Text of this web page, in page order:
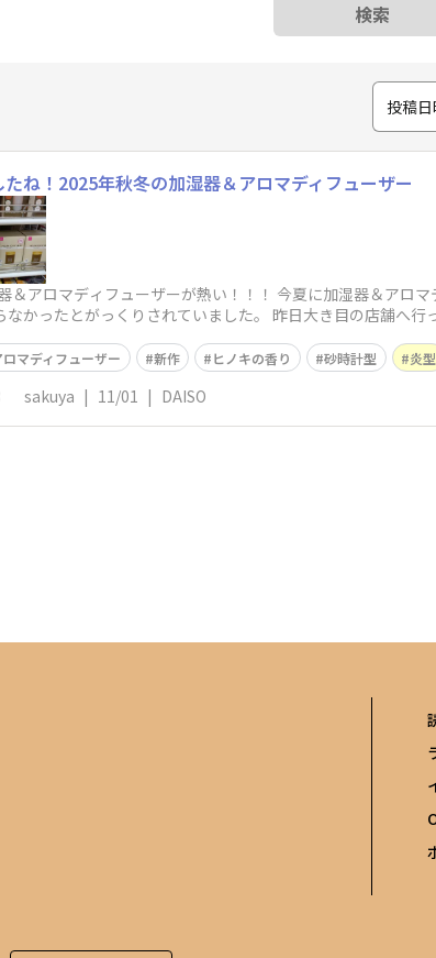
検索
投稿
ね！2025年秋冬の加湿器＆アロマディフューザー
＆アロマディフューザーが熱い！！！ 今夏に加湿器＆アロ
なかったとがっくりされていました。 昨日大き目の店舗へ
ロマディフューザー 新作 ヒノキの香り 砂時計型 炎型
sakuya | 11/01 | DAISO